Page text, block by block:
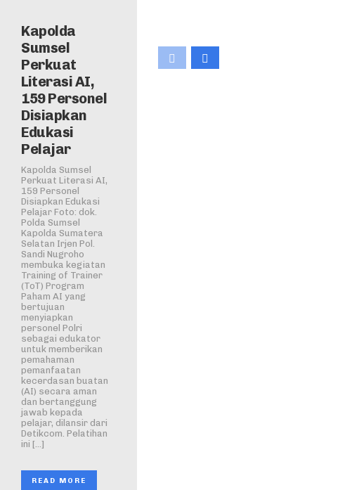
Kapolda
Sumsel
Perkuat
Literasi AI,
159 Personel
Disiapkan
Edukasi
Pelajar
Kapolda Sumsel
Perkuat Literasi AI,
159 Personel
Disiapkan Edukasi
Pelajar Foto: dok.
Polda Sumsel
Kapolda Sumatera
Selatan Irjen Pol.
Sandi Nugroho
membuka kegiatan
Training of Trainer
(ToT) Program
Paham AI yang
bertujuan
menyiapkan
personel Polri
sebagai edukator
untuk memberikan
pemahaman
pemanfaatan
kecerdasan buatan
(AI) secara aman
dan bertanggung
jawab kepada
pelajar, dilansir dari
Detikcom. Pelatihan
ini […]
READ MORE